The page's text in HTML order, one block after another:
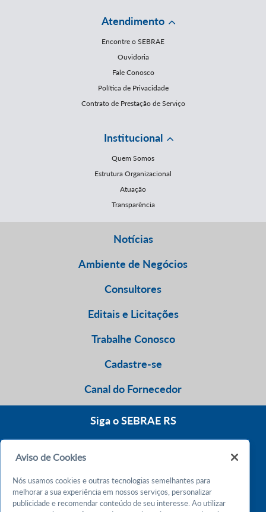
Atendimento
Encontre o SEBRAE
Ouvidoria
Fale Conosco
Política de Privacidade
Contrato de Prestação de Serviço
Institucional
Quem Somos
Estrutura Organizacional
Atuação
Transparência
Notícias
Ambiente de Negócios
Consultores
Editais e Licitações
Trabalhe Conosco
Cadastre-se
Canal do Fornecedor
Siga o SEBRAE RS
Atendimento 24h
Aviso de Cookies
Nós usamos cookies e outras tecnologias semelhantes para
melhorar a sua experiência em nossos serviços, personalizar
publicidade e recomendar conteúdo de seu interesse. Ao utilizar